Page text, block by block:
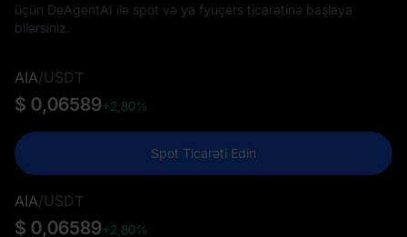
üçün DeAgentAI ilə spot və ya fyuçers ticarətinə başlaya
bilərsiniz.
AIA/USDT
$ 0,06589+2,80%
Spot Ticarəti Edin
AIA/USDT
$ 0,06589+2,80%